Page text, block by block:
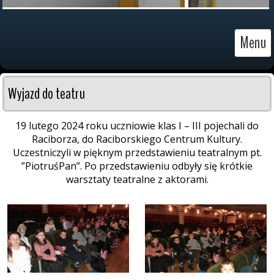
Menu
Wyjazd do teatru
19 lutego 2024 roku uczniowie klas I – III pojechali do
Raciborza, do Raciborskiego Centrum Kultury.
Uczestniczyli w pięknym przedstawieniu teatralnym pt.
”PiotruśPan”. Po przedstawieniu odbyły się krótkie
warsztaty teatralne z aktorami.